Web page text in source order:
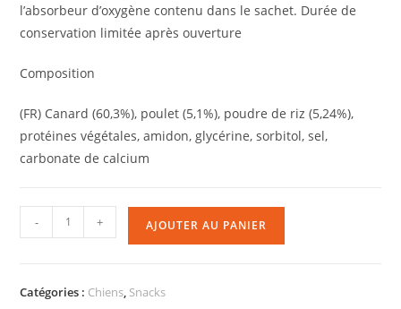
l’absorbeur d’oxygène contenu dans le sachet. Durée de
conservation limitée après ouverture
Composition
(FR) Canard (60,3%), poulet (5,1%), poudre de riz (5,24%),
protéines végétales, amidon, glycérine, sorbitol, sel,
carbonate de calcium
- + AJOUTER AU PANIER
Catégories : Chiens Snacks